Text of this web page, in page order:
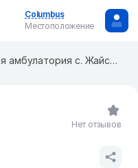
Columbus
Местоположение
Врачебная амбулатория с. Жайсан (Яйсан)
Нет отзывов